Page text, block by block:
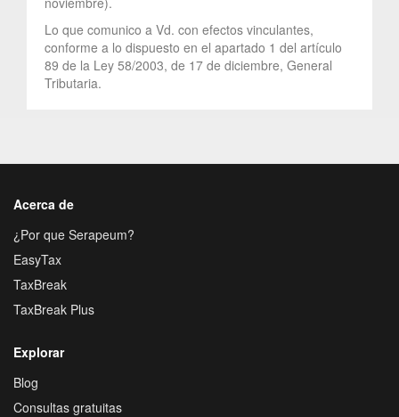
Lo que comunico a Vd. con efectos vinculantes,
conforme a lo dispuesto en el apartado 1 del artículo
89 de la Ley 58/2003, de 17 de diciembre, General
Tributaria.
Acerca de
¿Por que Serapeum?
EasyTax
TaxBreak
TaxBreak Plus
Explorar
Blog
Consultas gratuitas